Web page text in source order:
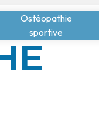
Ostéopathie
sportive